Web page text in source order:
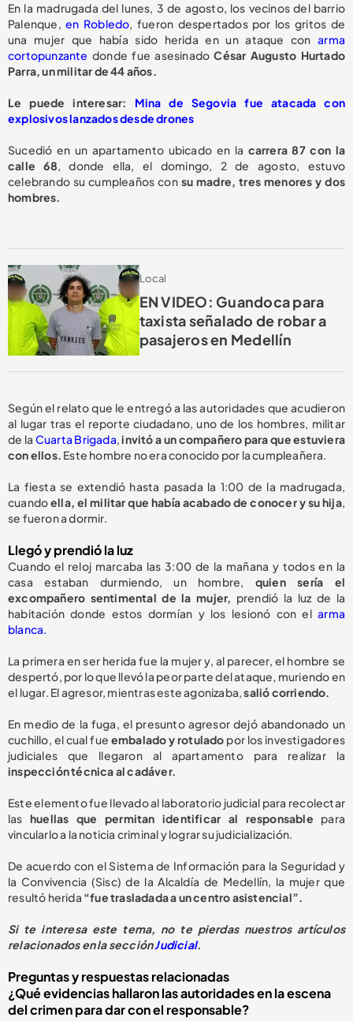
En la madrugada del lunes, 3 de agosto, los vecinos del barrio
Palenque,en Robledo, fueron despertados por los gritos de
una mujer que había sido herida en un ataque conarma
cortopunzante donde fue asesinadoCésar Augusto Hurtado
Parra, un militar de 44 años.
Le puede interesar: Mina de Segovia fue atacada con
explosivos lanzados desde drones
Sucedió en un apartamento ubicado en la carrera 87 con la
calle 68, donde ella, el domingo, 2 de agosto, estuvo
celebrando su cumpleaños con su madre, tres menores y dos
hombres.
Local
EN VIDEO: Guandoca para
taxista señalado de robar a
pasajeros en Medellín
Según el relato que le entregó a las autoridades que acudieron
al lugar tras el reporte ciudadano, uno de los hombres, militar
de la Cuarta Brigada,invitó a un compañero para que estuviera
con ellos. Este hombre no era conocido por la cumpleañera.
La fiesta se extendió hasta pasada la 1:00 de la madrugada,
cuandoella, el militar que había acabado de conocer y su hija,
se fueron a dormir.
Llegó y prendió la luz
Cuando el reloj marcaba las 3:00 de la mañana y todos en la
casa estaban durmiendo, un hombre, quien sería el
excompañero sentimental de la mujer, prendió la luz de la
habitación donde estos dormían y los lesionó con elarma
blanca.
La primera en ser herida fue la mujer y, al parecer, el hombre se
despertó, por lo que llevó la peor parte del ataque, muriendo en
el lugar. El agresor, mientras este agonizaba,salió corriendo.
En medio de la fuga, el presunto agresor dejó abandonado un
cuchillo, el cual fue embalado y rotulado por los investigadores
judiciales que llegaron al apartamento para realizar la
inspección técnica al cadáver.
Este elemento fue llevado al laboratorio judicial para recolectar
lashuellas que permitan identificar al responsable para
vincularlo a la noticia criminal y lograr su judicialización.
De acuerdo con el Sistema de Información para la Seguridad y
la Convivencia (Sisc) de la Alcaldía de Medellín, la mujer que
resultó herida “fue trasladada a un centro asistencial”.
Si te interesa este tema, no te pierdas nuestros artículos
relacionados en la secciónJudicial.
Preguntas y respuestas relacionadas
¿Qué evidencias hallaron las autoridades en la escena
del crimen para dar con el responsable?